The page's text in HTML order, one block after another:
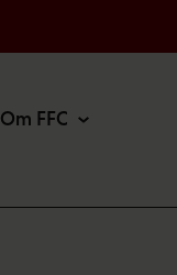
Om FFC